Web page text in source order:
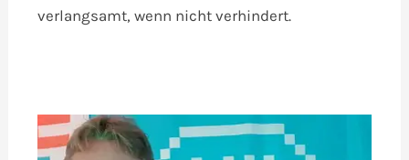
verlangsamt, wenn nicht verhindert.